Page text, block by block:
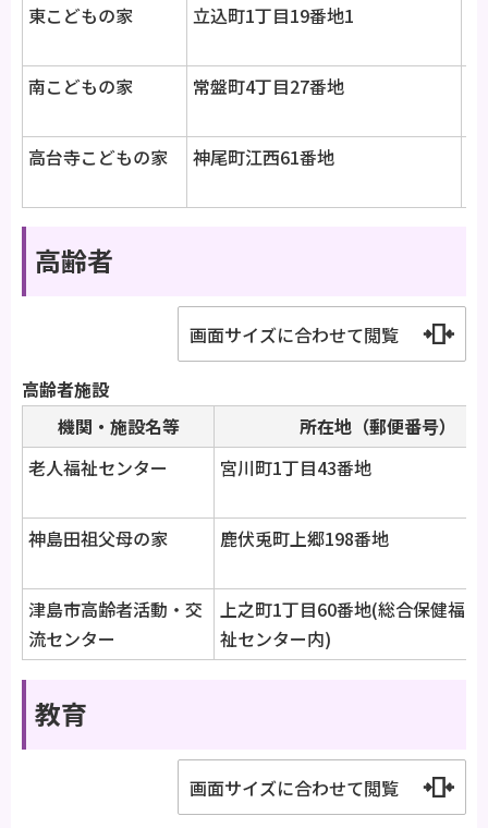
東こどもの家
立込町1丁目19番地1
南こどもの家
常盤町4丁目27番地
高台寺こどもの家
神尾町江西61番地
高齢者
画面サイズに合わせて閲覧
高齢者施設
機関・施設名等
所在地（郵便番号）
老人福祉センター
宮川町1丁目43番地
神島田祖父母の家
鹿伏兎町上郷198番地
津島市高齢者活動・交
流センター
上之町1丁目60番地(総合保健福
祉センター内)
教育
画面サイズに合わせて閲覧